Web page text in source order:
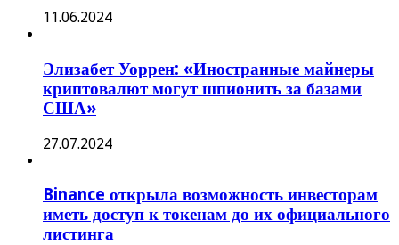
11.06.2024
Элизабет Уоррен: «Иностранные майнеры
криптовалют могут шпионить за базами
США»
27.07.2024
Binance открыла возможность инвесторам
иметь доступ к токенам до их официального
листинга